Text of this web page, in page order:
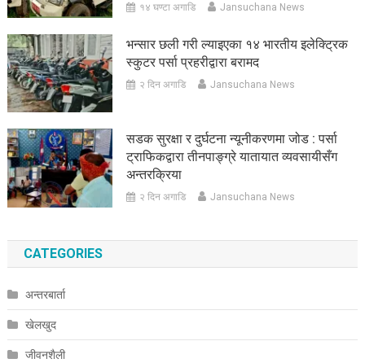
१४ घण्टा अगाडि Jansuchana News
भन्सार छली गरी ल्याइएका १४ भारतीय इलेक्ट्रिक
स्कुटर पर्सा प्रहरीद्वारा बरामद
२ दिन अगाडि Jansuchana News
सडक सुरक्षा र दुर्घटना न्यूनीकरणमा जोड : पर्सा
ट्राफिकद्वारा तीनपाङ्ग्रे यातायात व्यवसायीसँग
अन्तरक्रिया
२ दिन अगाडि Jansuchana News
CATEGORIES
अन्तरबार्ता
खेलखुद
जीवनशैली